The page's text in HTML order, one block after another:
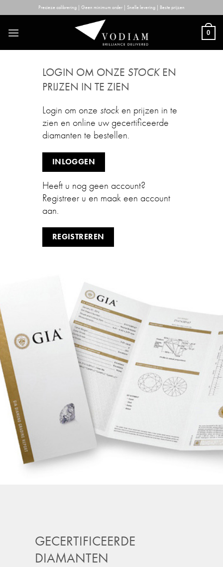
to
content
Precieze calibrering | Geen minimum order | Snelle levering | Beste prijzen
0
LOGIN OM ONZE STOCKEN
PRIJZEN IN TE ZIEN
Login om onze stock en prijzen in te
zien en online uw gecertificeerde
diamanten te bestellen.
INLOGGEN
Heeft u nog geen account?
Registreer u en maak een account
aan.
REGISTREREN
GECERTIFICEERDE
DIAMANTEN